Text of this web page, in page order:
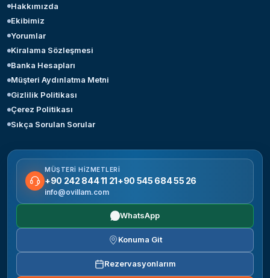
Hakkımızda
Ekibimiz
Yorumlar
Kiralama Sözleşmesi
Banka Hesapları
Müşteri Aydınlatma Metni
Gizlilik Politikası
Çerez Politikası
Sıkça Sorulan Sorular
MÜŞTERI HIZMETLERI
+90 242 844 11 21+90 545 684 55 26
info@ovillam.com
WhatsApp
Konuma Git
Rezervasyonlarım